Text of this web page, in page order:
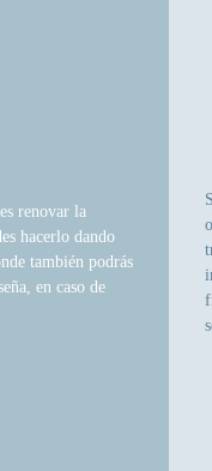
renovar la
hacerlo dando
también podrás
en caso de